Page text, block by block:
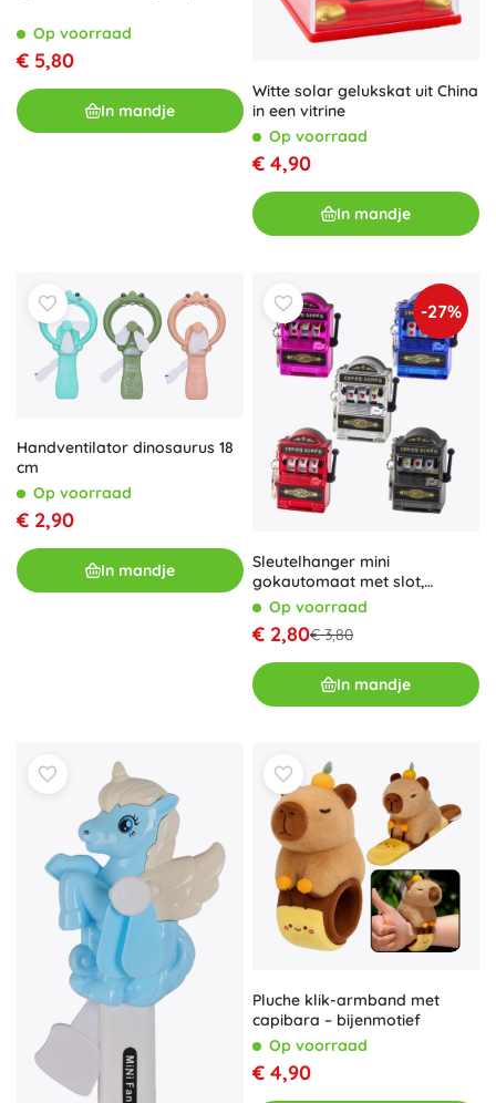
Op voorraad
€ 5,80
In mandje
Witte solar gelukskat uit China
in een vitrine
Op voorraad
€ 4,90
In mandje
Handventilator dinosaurus 18
cm
Op voorraad
€ 2,90
In mandje
-27%
Sleutelhanger mini
gokautomaat met slot,
beweegbare hendel, mix van
kleuren
Op voorraad
€ 2,80€ 3,80
In mandje
Pluche klik-armband met
capibara – bijenmotief
Op voorraad
€ 4,90